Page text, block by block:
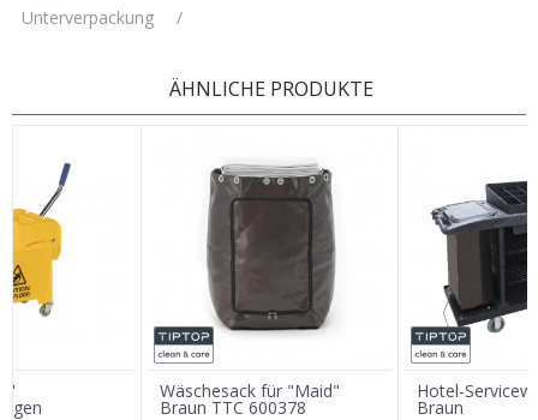
Unterverpackung
/
E-Mail
Nachricht
ÄHNLICHE PRODUKTE
Wäschesack für "Maid"
Braun TTC 600378
Hotel-
Braun